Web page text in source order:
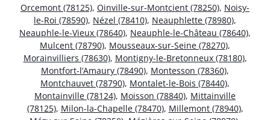
Orcemont (78125), Oinville-sur-Montcient (78250), Noisy-
le-Roi (78590), Nézel (78410), Neauphlette (78980),
Neauphle-le-Vieux (78640), Neauphle-le-Château (78640),
Mulcent (78790), Mousseaux-sur-Seine (78270),
Morainvilliers (78630), Montigny-le-Bretonneux (78180),
Montfort-l’Amaury (78490), Montesson (78360),
Montchauvet (78790), Montalet-le-Bois (78440),
Montainville (78124), Moisson (78840), Mittainville
(78125), Milon-la-Chapelle (78470), Millemont (78940),